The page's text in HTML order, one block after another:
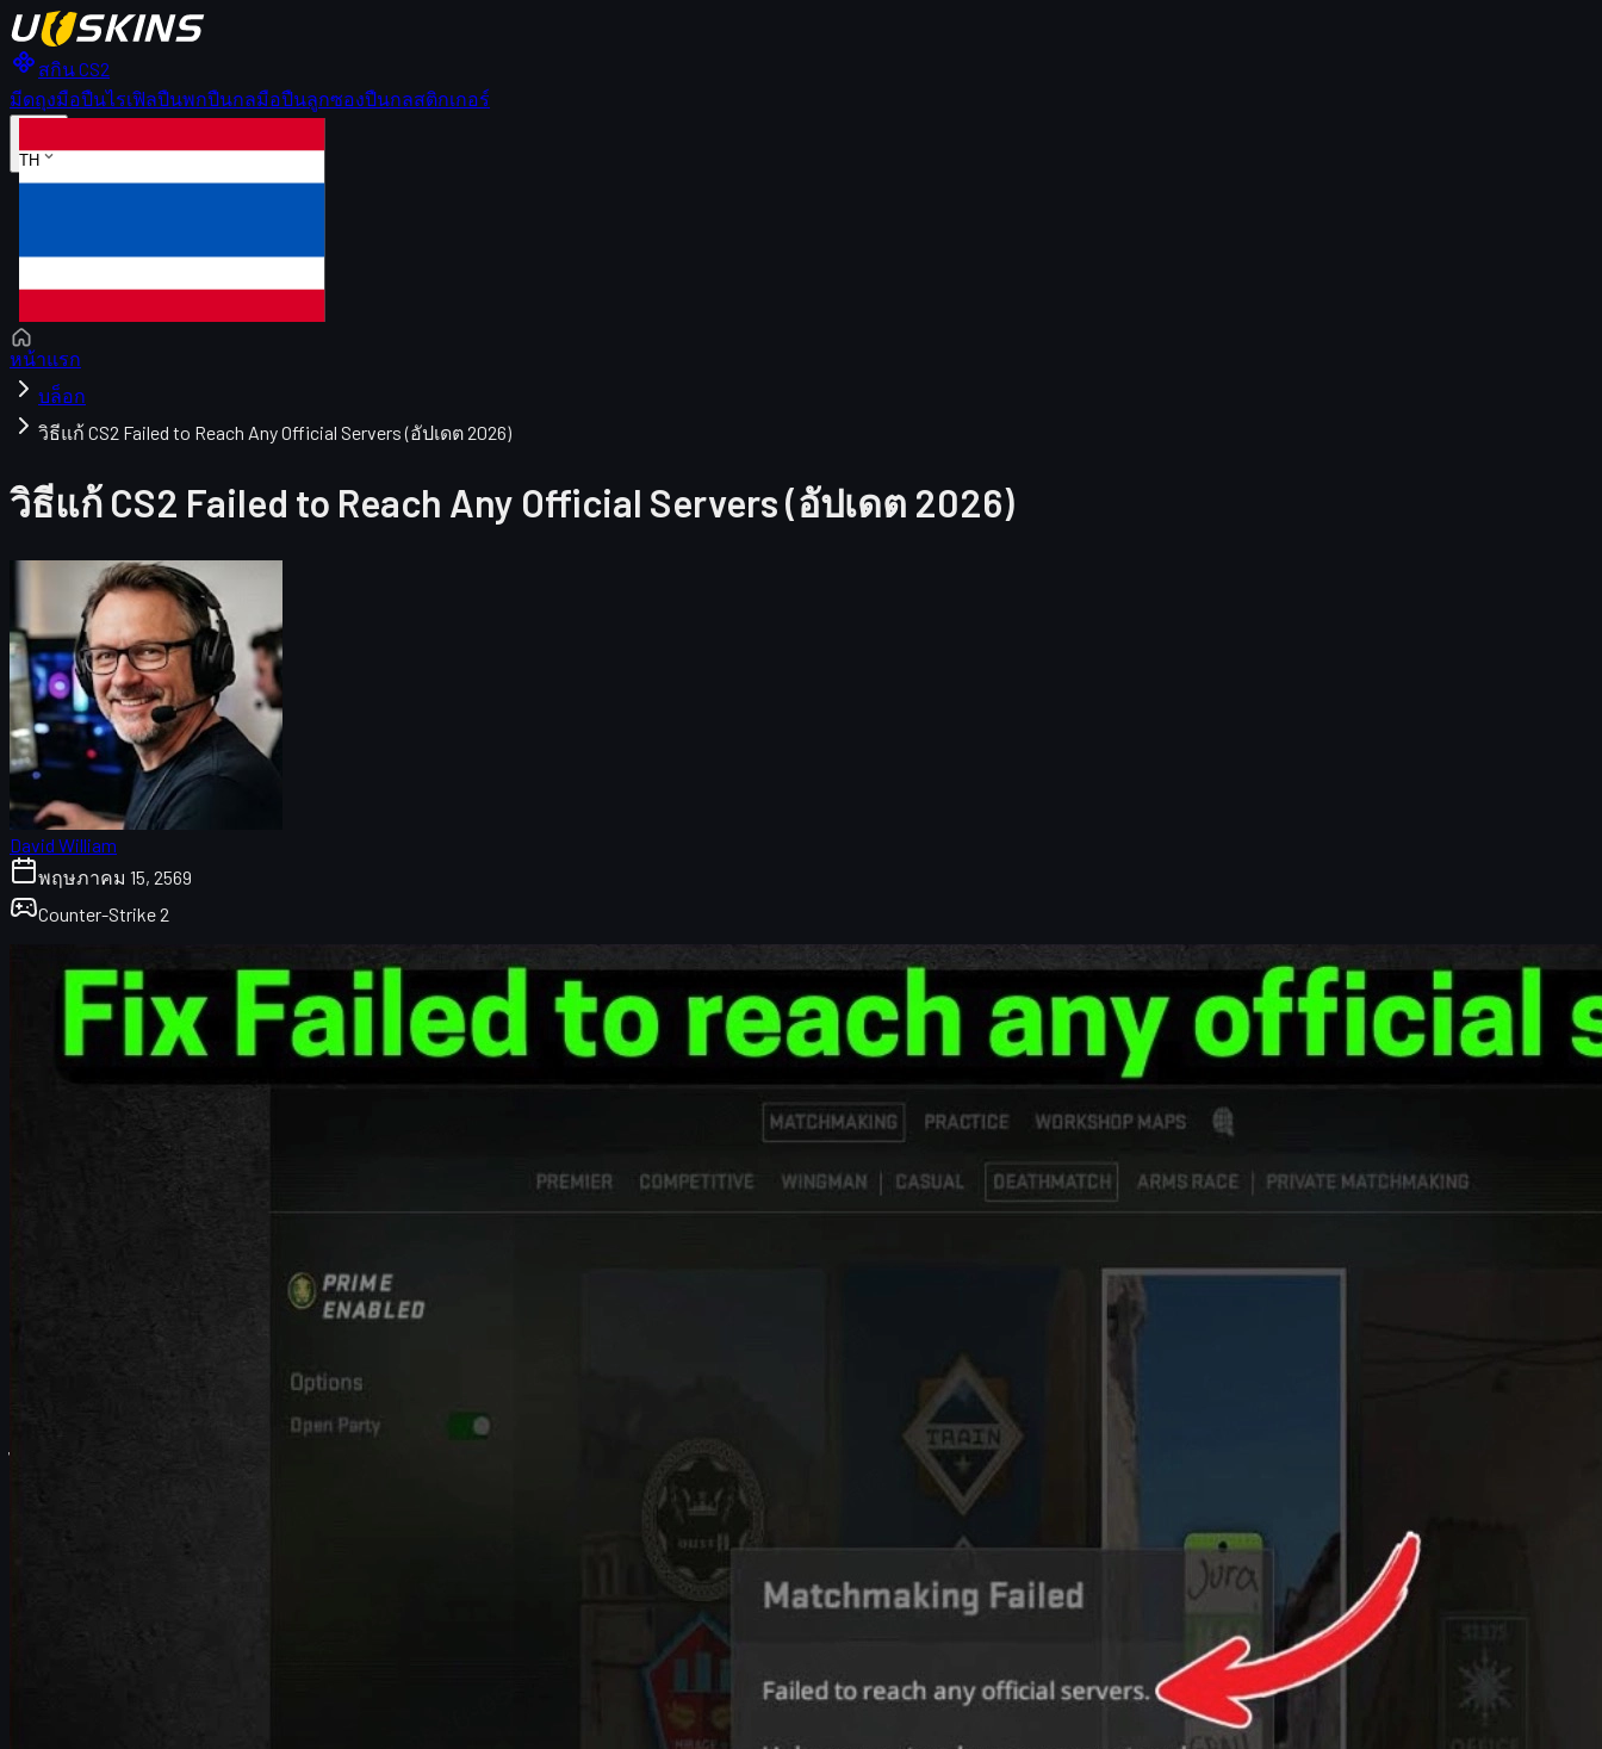
สกิน CS2
มีดถุงมือปืนไรเฟิลปืนพกปืนกลมือปืนลูกซองปืนกลสติกเกอร์
TH
หน้าแรก
บล็อก
วิธีแก้ CS2 Failed to Reach Any Official Servers (อัปเดต 2026)
วิธีแก้ CS2 Failed to Reach Any Official Servers (อัปเดต 2026)
David William
พฤษภาคม 15, 2569
Counter-Strike 2
CS2 Failed to Reach Any Official Servers คืออะไร
เช็กสถานะเซิร์ฟเวอร์ CS2 ก่อนทุกอย่าง
รีสตาร์ทเราเตอร์และอุปกรณ์เน็ตแบบถูกวิธี
ออกจาก Steam และตรวจสอบไฟล์เกม CS2
เช็ก Windows Firewall ว่าบล็อก CS2 หรือไม่
เปลี่ยน DNS เป็น Google DNS และล้างแคช
ทิปเสริมด้านเน็ตเวิร์กสำหรับคนเล่น CS2 หนัก ๆ
CS2 Failed to Reach Any Official Servers คืออะไร
แม้แต่โหมดทั่วไปบนเซิร์ฟเวอร์ทางการของ Valve ได้เลย
โดยสรุปแล้ว ข้อความนี้หมายความว่าเกมของคุณไม่สามารถเชื่อมต่อไปยังเซิร์ฟเวอร์ทางการของ CS2 ได้
ซึ่งสาเหตุอาจมาจากฝั่งเซิร์ฟเวอร์ของ Valve เอง, ปัญหาอินเทอร์เน็ตบ้าน, การตั้งค่า
บทความนี้จะพาคุณไล่แก้ทีละขั้นตอนจากง่ายไปยาก แบบที่คนไม่เก่งคอมก็ทำตามได้ และยังมีทิปเสริมสำหรับสายแข่ง สายเก็บสถิติ รวมถึงผู้เล่นที่ชอบสะสมสกินและเทรด
ตรวจสอบว่าเซิร์ฟเวอร์ CS2 ล่มหรือไม่ เพราะถ้าเป็นปัญหาจากฝั่ง Valve ต่อให้คุณแก้ฝั่งตัวเองยังไงก็เข้าเกมไม่ได้อยู่ดี